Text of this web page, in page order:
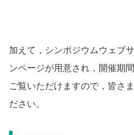
加えて，シンポジウムウェブ
ンページが用意され，開催期
ご覧いただけますので，皆さ
ださい。